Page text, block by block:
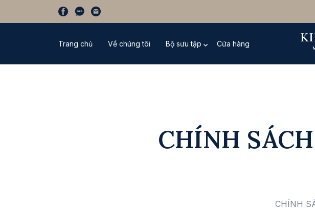
Trang chủ Về chúng tôi Bộ sưu tập Cửa hàng
CHÍNH
CHÍNH